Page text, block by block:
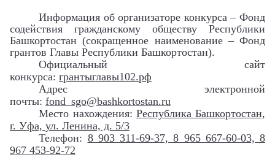
Информация об организаторе конкурса – Фонд
содействия гражданскому обществу Республики
Башкортостан (сокращенное наименование – Фонд
грантов Главы Республики Башкортостан).
Официальный сайт
конкурса: грантыглавы102.рф
Адрес электронной
почты: fond_sgo@bashkortostan.ru
Место нахождения: Республика Башкортостан,
г. Уфа, ул. Ленина, д. 5/3
Телефон: 8 903 311-69-37, 8 965 667-60-03, 8
967 453-92-72